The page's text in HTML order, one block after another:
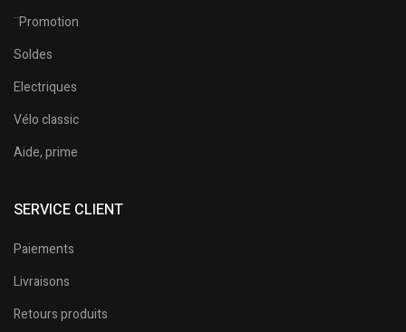
¨Promotion
Soldes
Electriques
Vélo classic
Aide, prime
SERVICE CLIENT
Paiements
Livraisons
Retours produits